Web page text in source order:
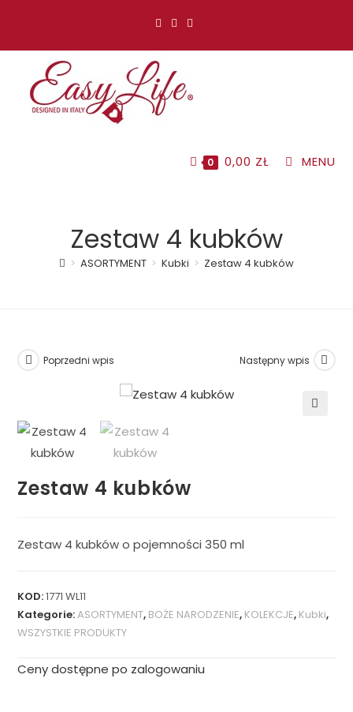
0 0,00 ZŁ MENU
Zestaw 4 kubków
> ASORTYMENT > Kubki > Zestaw 4 kubków
Poprzedni wpis Następny wpis
Zestaw 4 kubków
Zestaw 4 kubków o pojemności 350 ml
KOD:1771 WL11
Kategorie:ASORTYMENT, BOŻE NARODZENIE, KOLEKCJE, Kubki,
WSZYSTKIE PRODUKTY
Ceny dostępne po zalogowaniu